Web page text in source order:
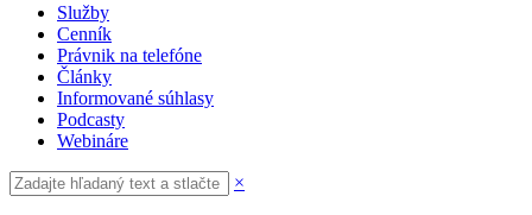
Služby
Cenník
Právnik na telefóne
Články
Informované súhlasy
Podcasty
Webináre
×